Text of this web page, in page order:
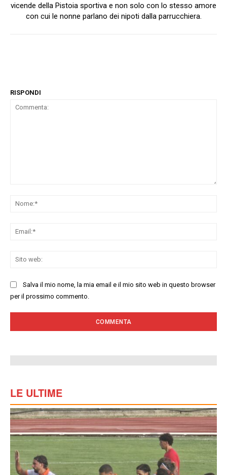
vicende della Pistoia sportiva e non solo con lo stesso amore
con cui le nonne parlano dei nipoti dalla parrucchiera.
RISPONDI
Salva il mio nome, la mia email e il mio sito web in questo browser
per il prossimo commento.
LE ULTIME